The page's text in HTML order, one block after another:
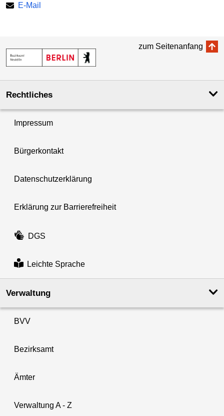
E-Mail
zum Seitenanfang
Rechtliches
Impressum
Bürgerkontakt
Datenschutzerklärung
Erklärung zur Barrierefreiheit
DGS
Leichte Sprache
Verwaltung
BVV
Bezirksamt
Ämter
Verwaltung A - Z